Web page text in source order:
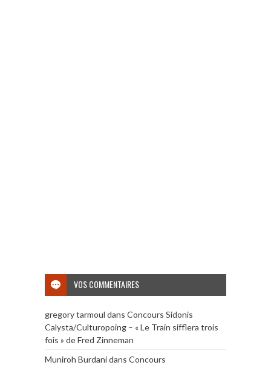
VOS COMMENTAIRES
gregory tarmoul dans Concours Sidonis
Calysta/Culturopoing – « Le Train sifflera trois
fois » de Fred Zinneman
Muniroh Burdanidans Concours